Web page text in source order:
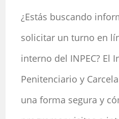
¿Estás buscando
solicitar un turno en
interno del INPEC? El
Penitenciario y
una forma segura y